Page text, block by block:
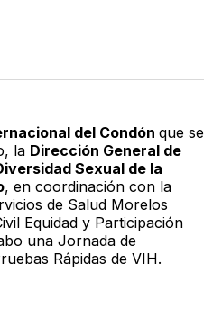
del Condón que se
la Dirección General de
Sexual de la
, en coordinación con la
de Salud Morelos
Equidad y Participación
una Jornada de
Rápidas de VIH.